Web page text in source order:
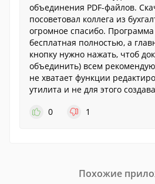
объединения PDF-файлов.
посоветовал коллега из
огромное спасибо.
бесплатная полностью, а
кнопку нужно нажать, чтоб
объединить) всем
не хватает функции
утилита и не для этого
0
1
Похожие